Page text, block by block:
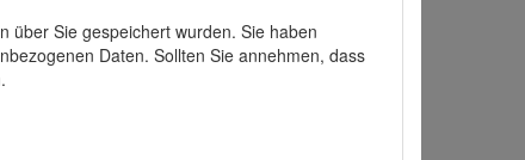
über Sie gespeichert wurden. Sie haben
Daten. Sollten Sie annehmen, dass